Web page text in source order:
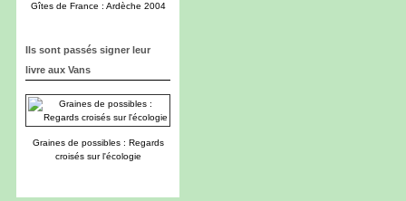
Gîtes de France : Ardèche 2004
Ils sont passés signer leur
livre aux Vans
Graines de possibles : Regards
croisés sur l'écologie